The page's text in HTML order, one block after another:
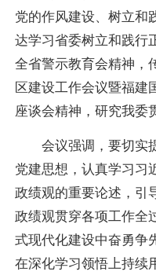
党的作风建设、树立和
达学习省委树立和践行
全省警示教育会精神，
区建设工作会议暨福建
座谈会精神，研究我委
会议强调，要切实提
党建思想，认真学习习
政绩观的重要论述，引
政绩观贯穿各项工作全
式现代化建设中奋勇争
在深化学习领悟上持续